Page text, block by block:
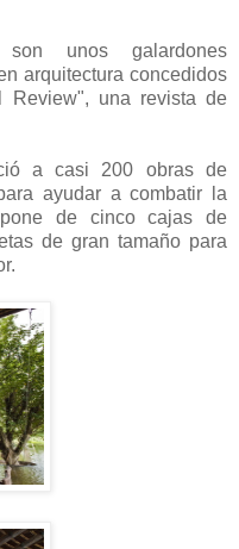
unos galardones
arquitectura concedidos
Review", una revista de
a casi 200 obras de
ayudar a combatir la
de cinco cajas de
de gran tamaño para